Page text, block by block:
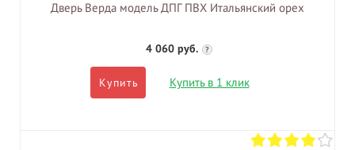
Дверь Верда модель ДПГ ПВХ Итальянский орех
4 060 руб. ?
Купить Купить в 1 клик